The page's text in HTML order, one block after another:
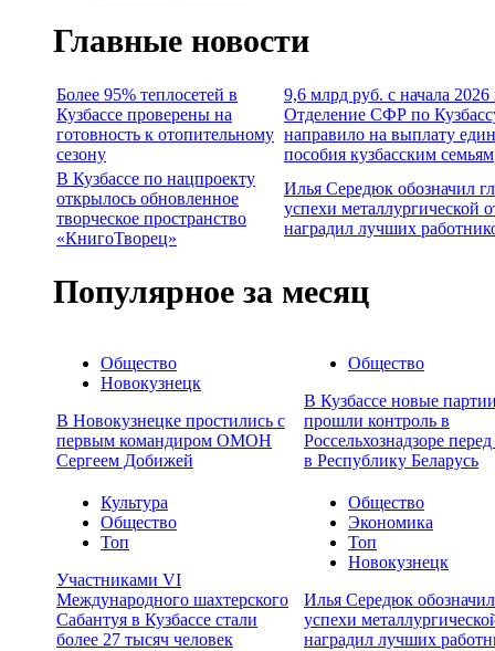
Главные новости
Более 95% теплосетей в
Кузбассе проверены на
готовность к отопительному
сезону
9,6 млрд руб. с начала 2026
Отделение СФР по
направило на выплату
пособия кузбасским семьям
В Кузбассе по нацпроекту
открылось обновленное
творческое пространство
«КнигоТворец»
Илья Середюк обозначил
успехи металлургической
наградил лучших
Популярное за месяц
Общество
Новокузнецк
В Новокузнецке простились с
первым командиром ОМОН
Сергеем Добижей
Общество
В Кузбассе новые
прошли контроль в
Россельхознадзоре
в Республику Беларусь
Культура
Общество
Топ
Участниками VI
Международного шахтерского
Сабантуя в Кузбассе стали
более 27 тысяч человек
Общество
Экономика
Топ
Новокузнецк
Илья Середюк
успехи
наградил лучших